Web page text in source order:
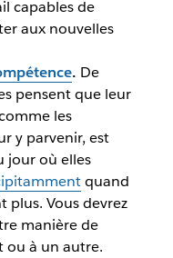
capables de
aux nouvelles
. De
pensent que leur
les
y parvenir, est
jour où elles
quand
plus. Vous devrez
manière de
ou à un autre.